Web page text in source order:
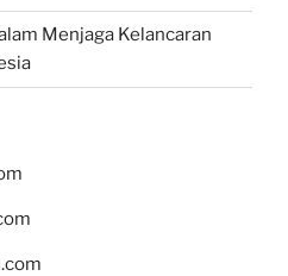
Menjaga Kelancaran